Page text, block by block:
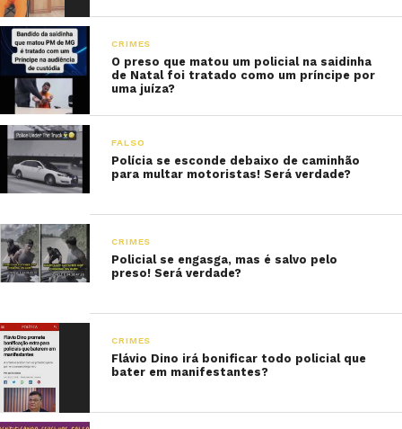
CRIMES
O preso que matou um policial na saidinha
de Natal foi tratado como um príncipe por
uma juíza?
FALSO
Polícia se esconde debaixo de caminhão
para multar motoristas! Será verdade?
CRIMES
Policial se engasga, mas é salvo pelo
preso! Será verdade?
CRIMES
Flávio Dino irá bonificar todo policial que
bater em manifestantes?